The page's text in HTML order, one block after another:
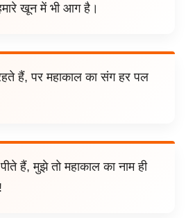
खून में भी आग है।
हैं, पर महाकाल का संग हर पल
हैं, मुझे तो महाकाल का नाम ही